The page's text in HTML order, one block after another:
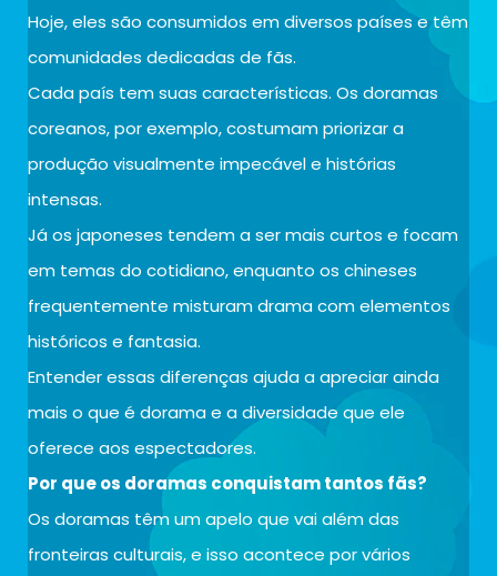
Hoje, eles são consumidos em diversos países e têm
comunidades dedicadas de fãs.
Cada país tem suas características. Os doramas
coreanos, por exemplo, costumam priorizar a
produção visualmente impecável e histórias
intensas.
Já os japoneses tendem a ser mais curtos e focam
em temas do cotidiano, enquanto os chineses
frequentemente misturam drama com elementos
históricos e fantasia.
Entender essas diferenças ajuda a apreciar ainda
mais o que é dorama e a diversidade que ele
oferece aos espectadores.
Por que os doramas conquistam tantos fãs?
Os doramas têm um apelo que vai além das
fronteiras culturais, e isso acontece por vários